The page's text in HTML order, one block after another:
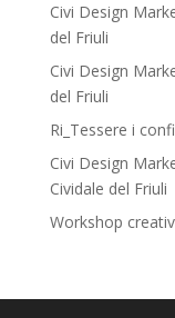
Civi Design
del Friuli
Civi Design
del Friuli
Ri_Tessere i
Civi Design
Cividale del Friuli
Workshop